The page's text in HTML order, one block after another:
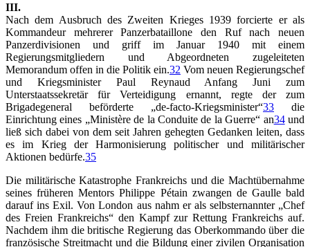
III.
Nach dem Ausbruch des Zweiten Krieges 1939 forcierte er als
Kommandeur mehrerer Panzerbataillone den Ruf nach neuen
Panzerdivisionen und griff im Januar 1940 mit einem
Regierungsmitgliedern und Abgeordneten zugeleiteten
Memorandum offen in die Politik ein.32 Vom neuen Regierungschef
und Kriegsminister Paul Reynaud Anfang Juni zum
Unterstaatssekretär für Verteidigung ernannt, regte der zum
Brigadegeneral beförderte „de-facto-Kriegsminister“33 die
Einrichtung eines „Ministère de la Conduite de la Guerre“ an34und
ließ sich dabei von dem seit Jahren gehegten Gedanken leiten, dass
es im Krieg der Harmonisierung politischer und militärischer
Aktionen bedürfe.35
Die militärische Katastrophe Frankreichs und die Machtübernahme
seines früheren Mentors Philippe Pétain zwangen de Gaulle bald
darauf ins Exil. Von London aus nahm er als selbsternannter „Chef
des Freien Frankreichs“ den Kampf zur Rettung Frankreichs auf.
Nachdem ihm die britische Regierung das Oberkommando über die
französische Streitmacht und die Bildung einer zivilen Organisation